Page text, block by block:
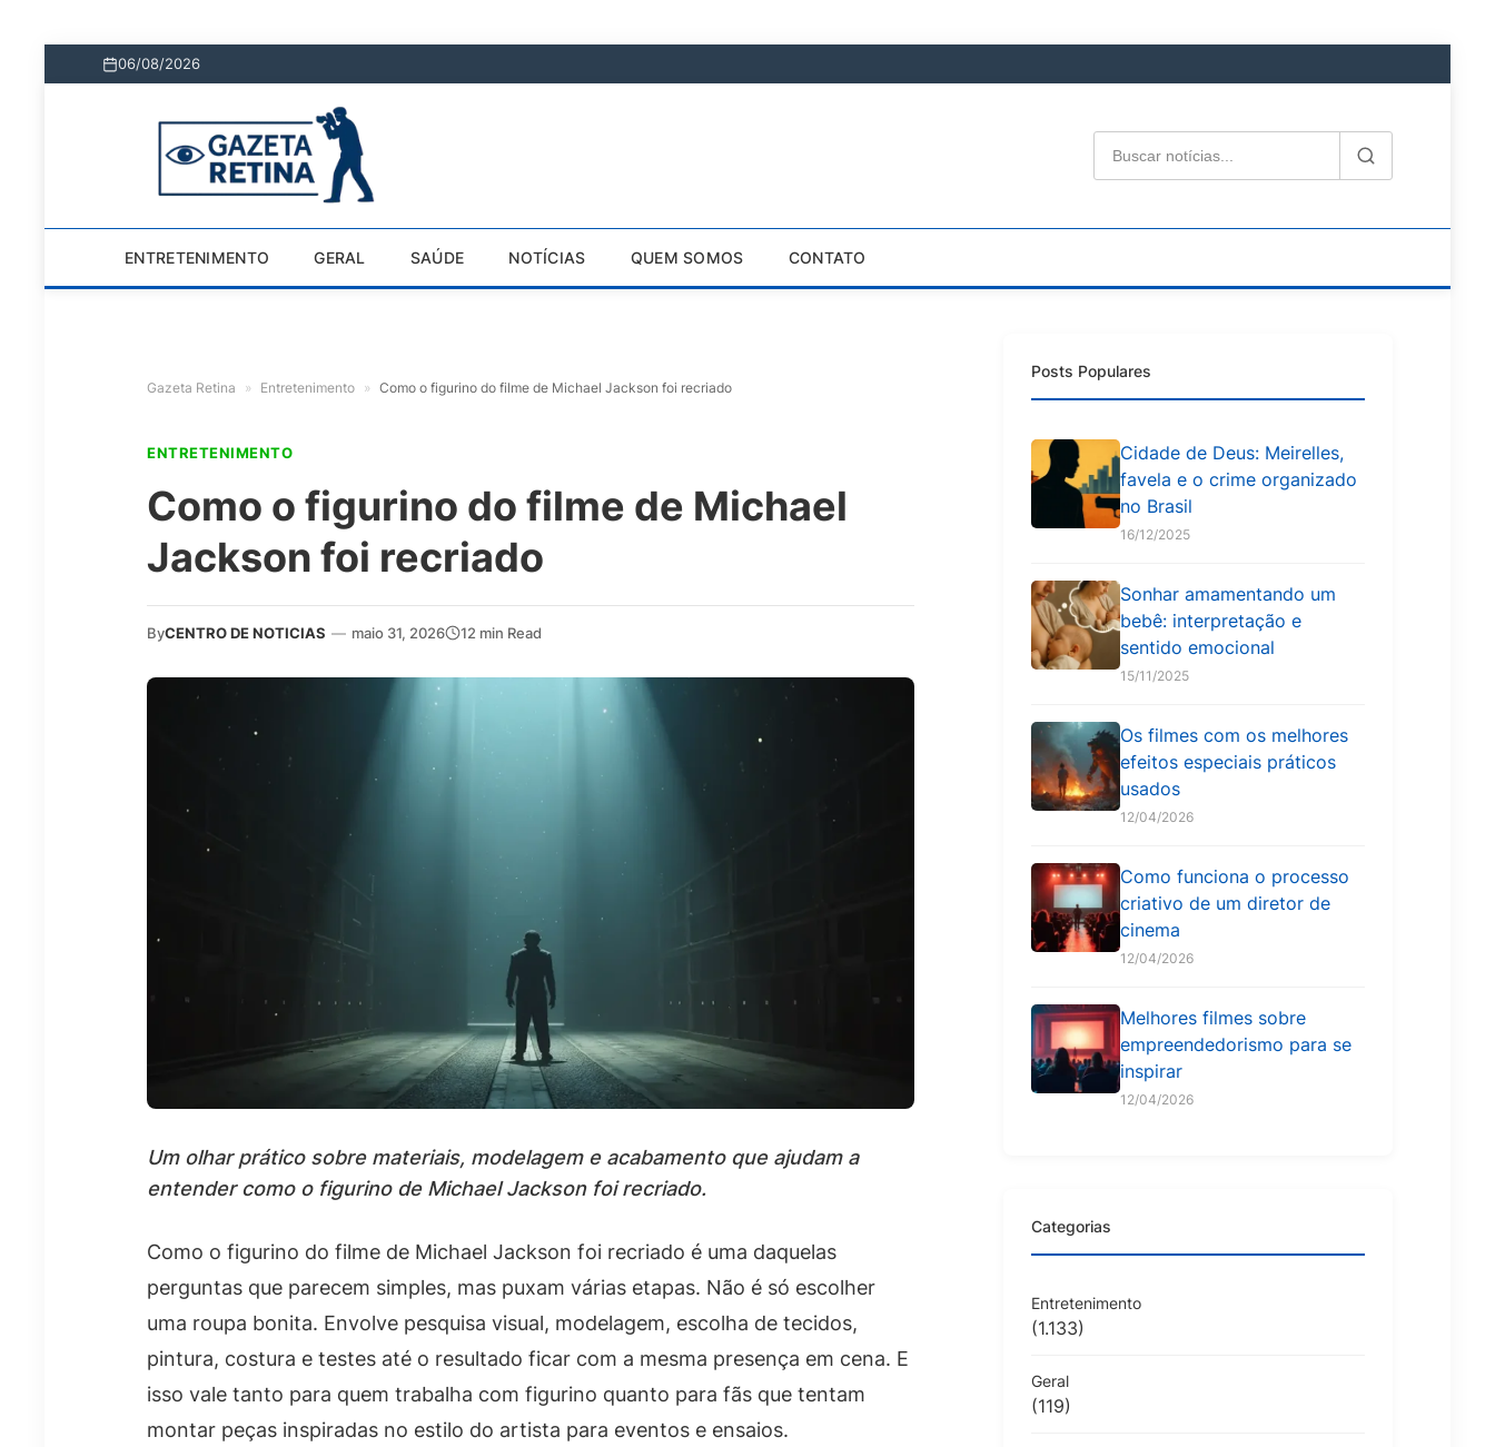
06/08/2026
ENTRETENIMENTO GERAL SAÚDE NOTÍCIAS QUEM SOMOS CONTATO
Gazeta Retina » Entretenimento » Como o figurino do filme de Michael Jackson foi recriado
ENTRETENIMENTO
Como o figurino do filme de Michael
Jackson foi recriado
ByCENTRO DE NOTICIAS — maio 31, 2026 12 min Read
Um olhar prático sobre materiais, modelagem e acabamento que ajudam a
entender como o figurino de Michael Jackson foi recriado.
Como o figurino do filme de Michael Jackson foi recriado é uma daquelas
perguntas que parecem simples, mas puxam várias etapas. Não é só escolher
uma roupa bonita. Envolve pesquisa visual, modelagem, escolha de tecidos,
pintura, costura e testes até o resultado ficar com a mesma presença em cena. E
isso vale tanto para quem trabalha com figurino quanto para fãs que tentam
montar peças inspiradas no estilo do artista para eventos e ensaios.
Posts Populares
Cidade de Deus: Meirelles,
favela e o crime organizado
no Brasil
16/12/2025
Sonhar amamentando um
bebê: interpretação e
sentido emocional
15/11/2025
Os filmes com os melhores
efeitos especiais práticos
usados
12/04/2026
Como funciona o processo
criativo de um diretor de
cinema
12/04/2026
Melhores filmes sobre
empreendedorismo para se
inspirar
12/04/2026
Categorias
Entretenimento
(1.133)
Geral
(119)